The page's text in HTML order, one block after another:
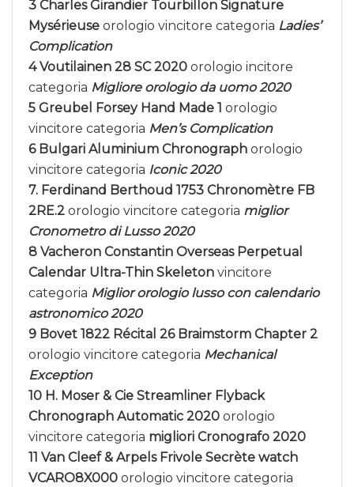
3 Charles Girandier Tourbillon Signature
Mysérieuse orologio vincitore categoria Ladies’
Complication
4Voutilainen 28 SC 2020 orologio incitore
categoria Migliore orologio da uomo 2020
5 Greubel Forsey Hand Made 1 orologio
vincitore categoria Men’s Complication
6 Bulgari Aluminium Chronograph orologio
vincitore categoria Iconic 2020
7. Ferdinand Berthoud 1753 Chronomètre FB
2RE.2 orologio vincitore categoria miglior
Cronometro di Lusso 2020
8 Vacheron Constantin Overseas Perpetual
Calendar Ultra-Thin Skeleton vincitore
categoria Miglior orologio lusso con calendario
astronomico 2020
9 Bovet 1822 Récital 26 Braimstorm Chapter 2
orologio vincitore categoria Mechanical
Exception
10 H. Moser & Cie Streamliner Flyback
Chronograph Automatic 2020 orologio
vincitore categoria migliori Cronografo 2020
11 Van Cleef & Arpels Frivole Secrète watch
VCARO8X000 orologio vincitore categoria